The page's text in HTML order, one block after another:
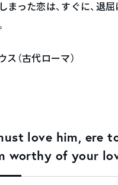
まった恋は、すぐに、退
（古代ローマ）
love him, ere
worthy of your